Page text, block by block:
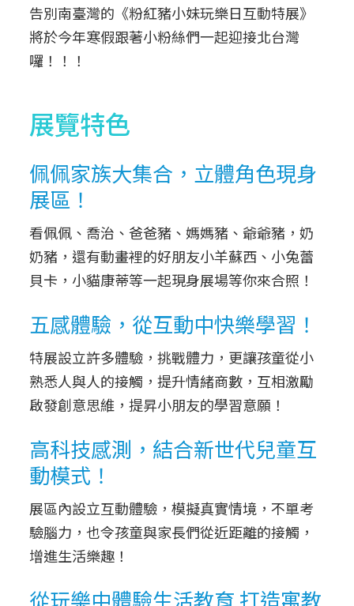
告別南臺灣的《粉紅豬小妹玩樂日互動特展》
將於今年寒假跟著小粉絲們一起迎接北台灣
囉！！！
展覽特色
佩佩家族大集合，立體角色現身
展區！
看佩佩、喬治、爸爸豬、媽媽豬、爺爺豬，奶
奶豬，還有動畫裡的好朋友小羊蘇西、小兔蕾
貝卡，小貓康蒂等一起現身展場等你來合照！
五感體驗，從互動中快樂學習！
特展設立許多體驗，挑戰體力，更讓孩童從小
熟悉人與人的接觸，提升情緒商數，互相激勵
啟發創意思維，提昇小朋友的學習意願！
高科技感測，結合新世代兒童互
動模式！
展區內設立互動體驗，模擬真實情境，不單考
驗腦力，也令孩童與家長們從近距離的接觸，
增進生活樂趣！